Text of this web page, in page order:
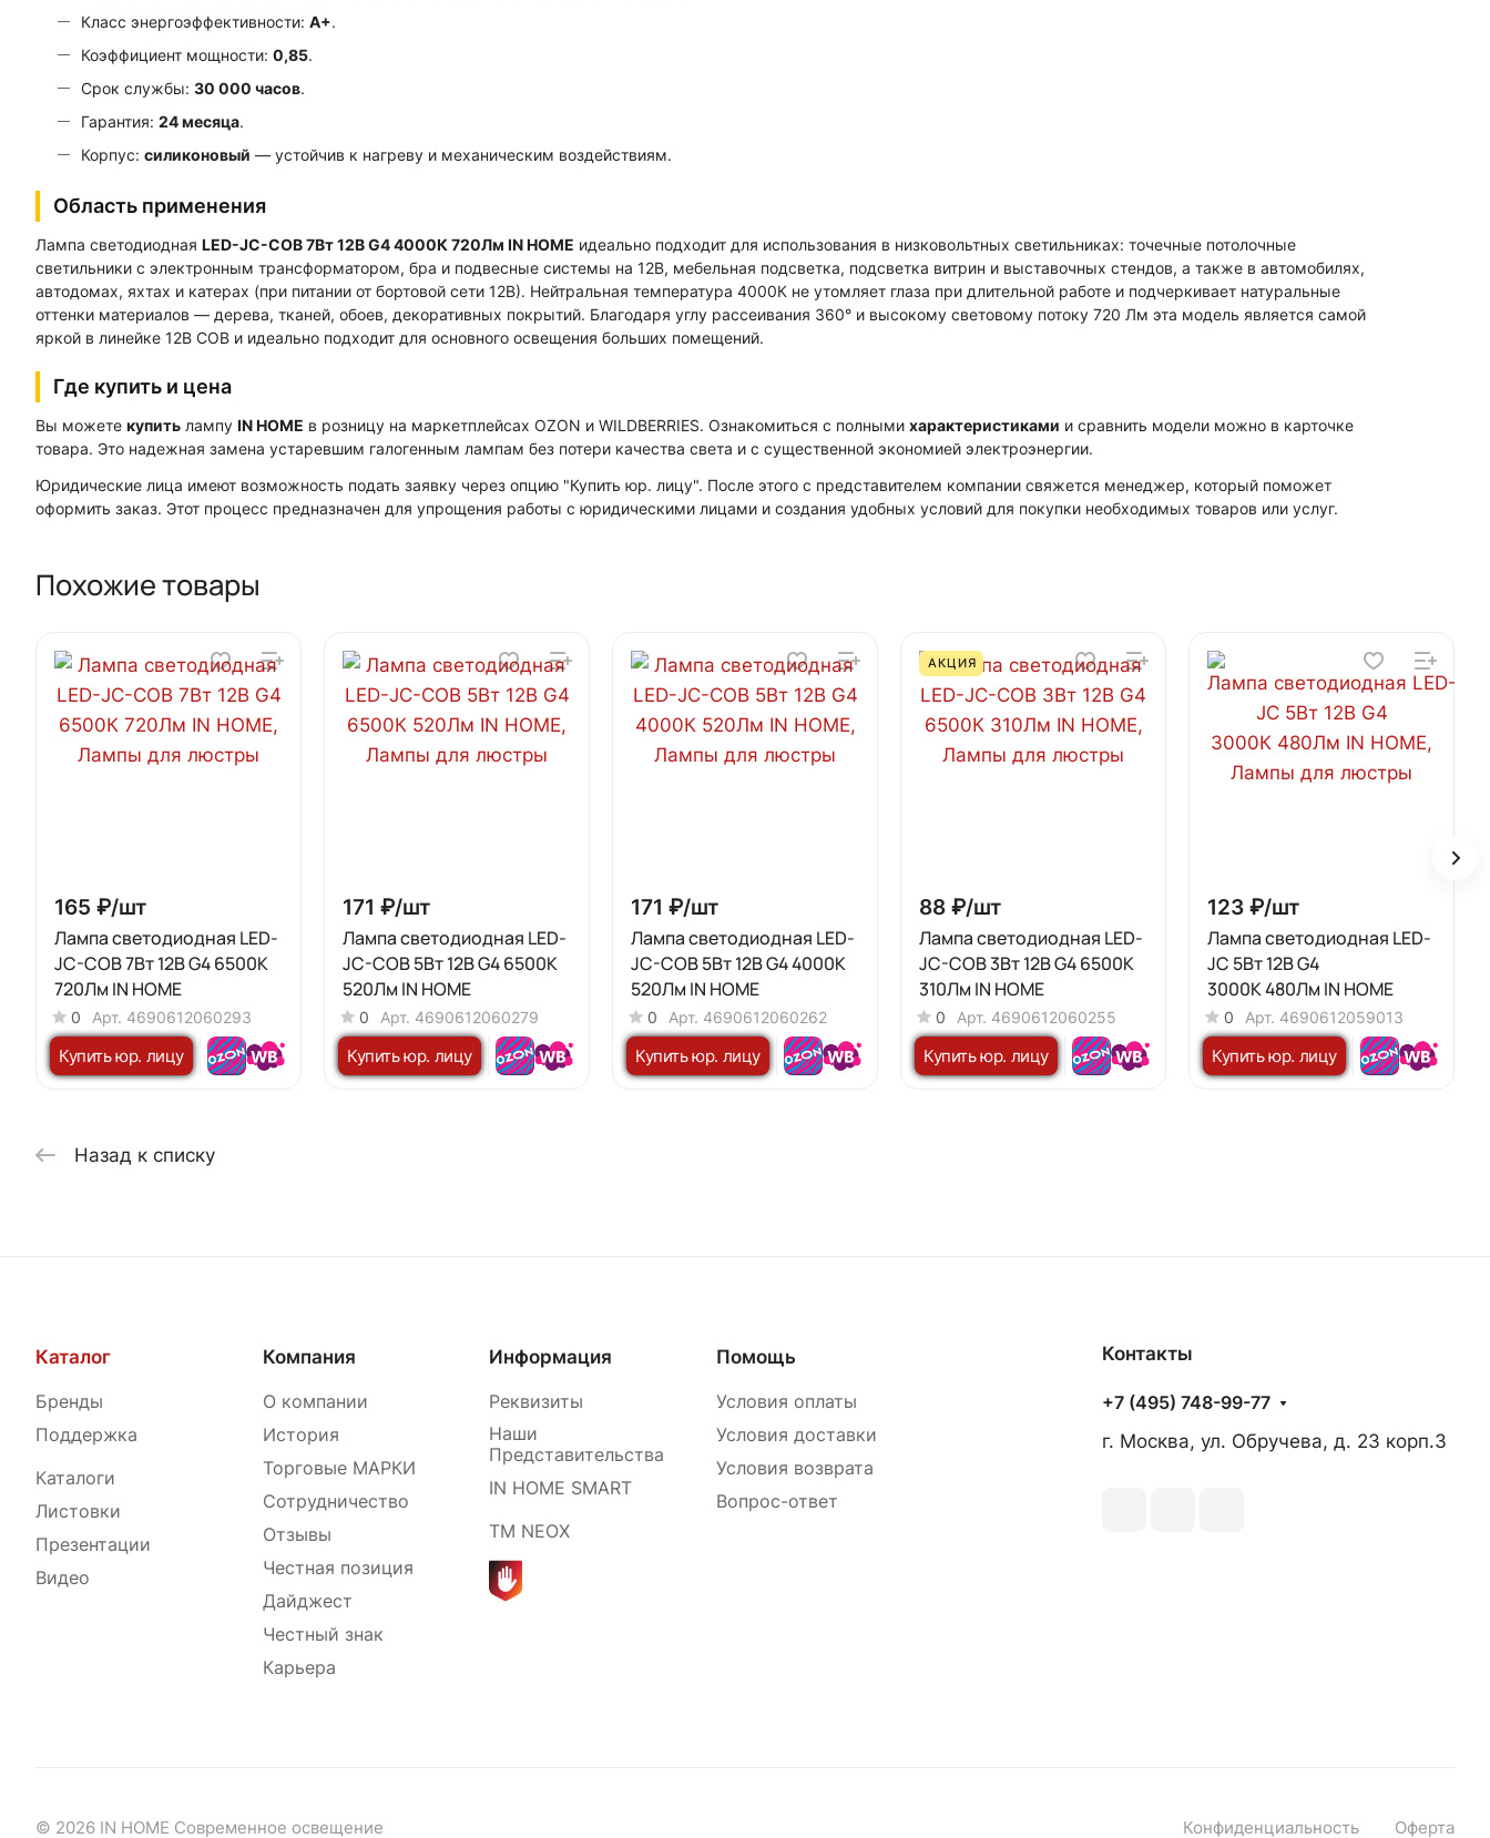
Класс энергоэффективности: A+.
Коэффициент мощности: 0,85.
Срок службы: 30 000 часов.
Гарантия: 24 месяца.
Корпус: силиконовый — устойчив к нагреву и механическим воздействиям.
Область применения
Лампа светодиодная LED-JC-COB 7Вт 12В G4 4000К 720Лм IN HOME идеально подходит для использования в низковольтных светильниках: точечные потолочные
светильники с электронным трансформатором, бра и подвесные системы на 12В, мебельная подсветка, подсветка витрин и выставочных стендов, а также в автомобилях,
автодомах, яхтах и катерах (при питании от бортовой сети 12В). Нейтральная температура 4000К не утомляет глаза при длительной работе и подчеркивает натуральные
оттенки материалов — дерева, тканей, обоев, декоративных покрытий. Благодаря углу рассеивания 360° и высокому световому потоку 720 Лм эта модель является самой
яркой в линейке 12В COB и идеально подходит для основного освещения больших помещений.
Где купить и цена
Вы можете купить лампу IN HOME в розницу на маркетплейсах OZON и WILDBERRIES. Ознакомиться с полными характеристиками и сравнить модели можно в карточке
товара. Это надежная замена устаревшим галогенным лампам без потери качества света и с существенной экономией электроэнергии.
Юридические лица имеют возможность подать заявку через опцию "Купить юр. лицу". После этого с представителем компании свяжется менеджер, который поможет
оформить заказ. Этот процесс предназначен для упрощения работы с юридическими лицами и создания удобных условий для покупки необходимых товаров или услуг.
Похожие товары
165 ₽/шт
Лампа светодиодная LED-
JC-COB 7Вт 12В G4 6500К
720Лм IN HOME
0 Арт. 4690612060293
Купить юр. лицу
171 ₽/шт
Лампа светодиодная LED-
JC-COB 5Вт 12В G4 6500К
520Лм IN HOME
0 Арт. 4690612060279
Купить юр. лицу
171 ₽/шт
Лампа светодиодная LED-
JC-COB 5Вт 12В G4 4000К
520Лм IN HOME
0 Арт. 4690612060262
Купить юр. лицу
АКЦИЯ
88 ₽/шт
Лампа светодиодная LED-
JC-COB 3Вт 12В G4 6500К
310Лм IN HOME
0 Арт. 4690612060255
Купить юр. лицу
123 ₽/шт
Лампа светодиодная LED-
JC 5Вт 12В G4
3000К 480Лм IN HOME
0 Арт. 4690612059013
Купить юр. лицу
Назад к списку
Каталог
Бренды
Поддержка
Каталоги
Листовки
Презентации
Видео
Компания
О компании
История
Торговые МАРКИ
Сотрудничество
Отзывы
Честная позиция
Дайджест
Честный знак
Карьера
Информация
Реквизиты
Наши
Представительства
IN HOME SMART
ТМ NEOX
Помощь
Условия оплаты
Условия доставки
Условия возврата
Вопрос-ответ
Контакты
+7 (495) 748-99-77
г. Москва, ул. Обручева, д. 23 корп.3
© 2026 IN HOME Современное освещение Конфиденциальность Оферта